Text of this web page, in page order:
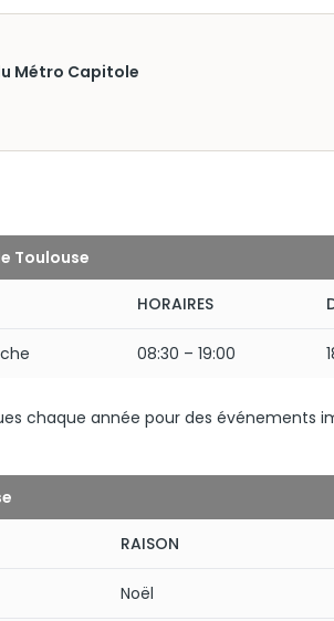
Métro Capitole
Toulouse
HORAIRES
08:30 – 19:00
chaque année pour des événements
RAISON
Noël